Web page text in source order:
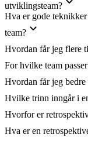
utviklingsteam?
Hva er gode
team?
Hvordan får jeg flere
For hvilke team
Hvordan får jeg
Hvilke trinn inngår i
Hvorfor er
Hva er en